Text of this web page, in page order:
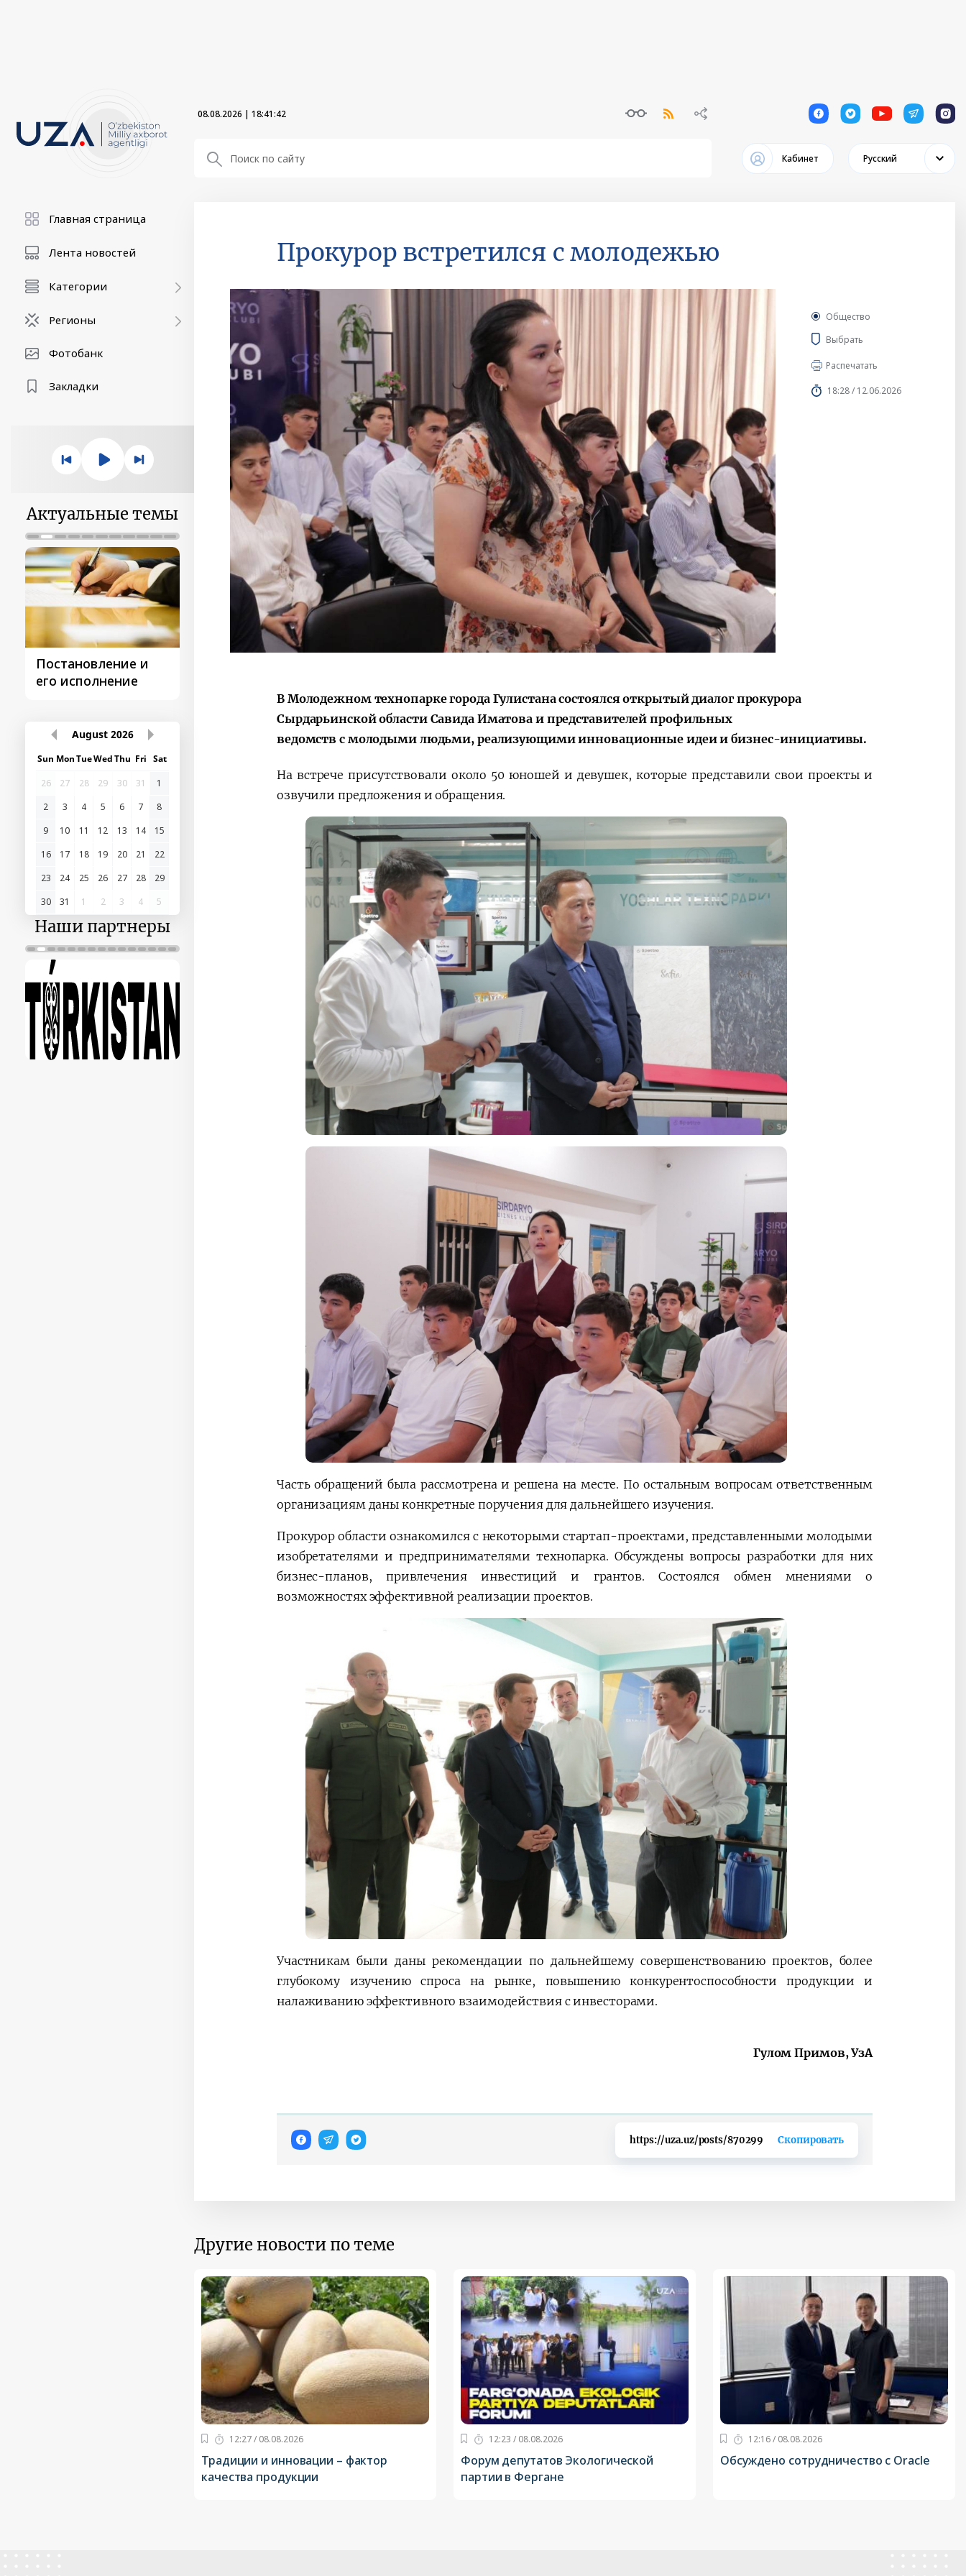
08.08.2026 | 18:41:43 1 1 1 1 1
Кабинет Русский
Главная страница
Лента новостей
Категории
Регионы
Фотобанк
Закладки
Актуальные темы
Постановление и
его исполнение
действии
председательством
Президента
Шавката
Мирзиёева
August 2026
Sun MonTueWedThu Fri Sat
26
27 28 29 30 31
1
2
3 4 5 6 7
8
9
10 11 12 13 14
15
16
17 18 19 20 21
22
23
24 25 26 27 28
29
30
31 1 2 3 4 5
Наши партнеры
Прокурор встретился с молодежью
Общество
Выбрать
Распечатать
18:28 / 12.06.2026
В Молодежном технопарке города Гулистана состоялся открытый диалог прокурора
Сырдарьинской области Савида Иматова и представителей профильных
ведомств с молодыми людьми, реализующими инновационные идеи и бизнес-инициативы.
На встрече присутствовали около 50 юношей и девушек, которые представили свои проекты и
озвучили предложения и обращения.
Часть обращений была рассмотрена и решена на месте. По остальным вопросам ответственным
организациям даны конкретные поручения для дальнейшего изучения.
Прокурор области ознакомился с некоторыми стартап-проектами, представленными молодыми
изобретателями и предпринимателями технопарка. Обсуждены вопросы разработки для них
бизнес-планов, привлечения инвестиций и грантов. Состоялся обмен мнениями о
возможностях эффективной реализации проектов.
Участникам были даны рекомендации по дальнейшему совершенствованию проектов, более
глубокому изучению спроса на рынке, повышению конкурентоспособности продукции и
налаживанию эффективного взаимодействия с инвесторами.
Гулом Примов, УзА
https://uza.uz/posts/870299 Скопировать
Другие новости по теме
12:27 / 08.08.2026
Традиции и инновации – фактор
качества продукции
12:23 / 08.08.2026
Форум депутатов Экологической
партии в Фергане
12:16 / 08.08.2026
Обсуждено сотрудничество с Oracle